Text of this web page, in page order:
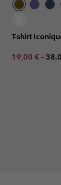
T-shirt
Minimum sale
19,00 € -